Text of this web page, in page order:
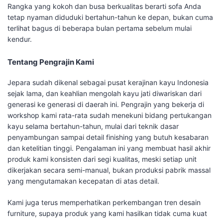
Rangka yang kokoh dan busa berkualitas berarti sofa Anda
tetap nyaman diduduki bertahun-tahun ke depan, bukan cuma
terlihat bagus di beberapa bulan pertama sebelum mulai
kendur.
Tentang Pengrajin Kami
Jepara sudah dikenal sebagai pusat kerajinan kayu Indonesia
sejak lama, dan keahlian mengolah kayu jati diwariskan dari
generasi ke generasi di daerah ini. Pengrajin yang bekerja di
workshop kami rata-rata sudah menekuni bidang pertukangan
kayu selama bertahun-tahun, mulai dari teknik dasar
penyambungan sampai detail finishing yang butuh kesabaran
dan ketelitian tinggi. Pengalaman ini yang membuat hasil akhir
produk kami konsisten dari segi kualitas, meski setiap unit
dikerjakan secara semi-manual, bukan produksi pabrik massal
yang mengutamakan kecepatan di atas detail.
Kami juga terus memperhatikan perkembangan tren desain
furniture, supaya produk yang kami hasilkan tidak cuma kuat